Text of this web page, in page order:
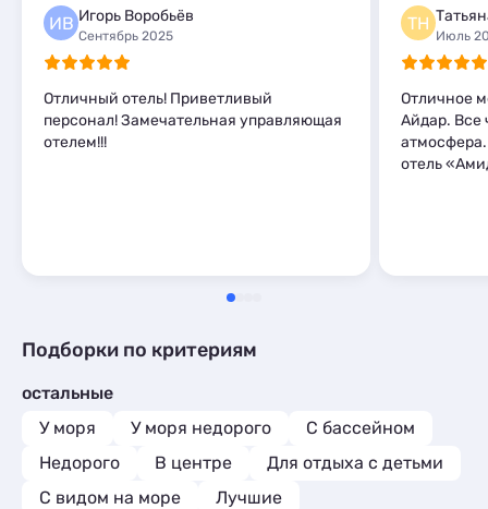
Комнаты 1
Мини-отели 2
ИВ Игорь Воробьёв
Сентябрь 2025
Отличный отель! Приветливый
персонал! Замечательная управляющая
отелем!!!
ТН
Июль
Отличное
Айдар. Все
отель
Подборки по критериям
остальные
У моря
У моря недорого
С бассейном
Недорого
В центре
Для отдыха с детьми
С видом на море
Лучшие